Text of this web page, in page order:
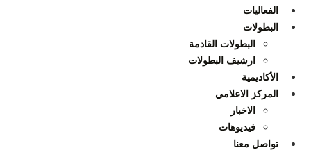
الفعاليات
البطولات
البطولات القادمة
ارشيف البطولات
الأكاديمية
المركز الاعلامي
الاخبار
فيديوهات
تواصل معنا